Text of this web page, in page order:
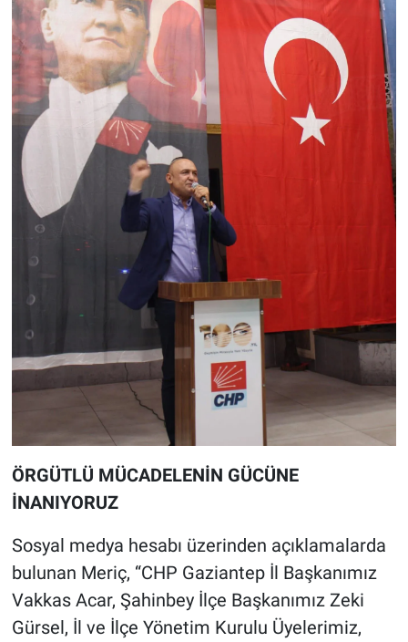
ÖRGÜTLÜ MÜCADELENİN GÜCÜNE
İNANIYORUZ
Sosyal medya hesabı üzerinden açıklamalarda
bulunan Meriç, “CHP Gaziantep İl Başkanımız
Vakkas Acar, Şahinbey İlçe Başkanımız Zeki
Gürsel, İl ve İlçe Yönetim Kurulu Üyelerimiz,